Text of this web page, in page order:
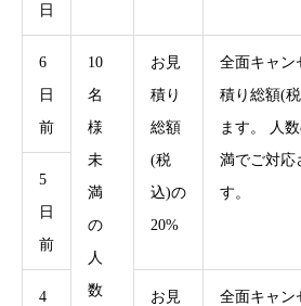
日
6
日
前
10
名
様
未
満
の
人
数
お見
積り
総額
(税
込)の
20%
全面キャン
積り総額(
ます。 人
満でご対応
す。
5
日
前
4
お見
全面キャン